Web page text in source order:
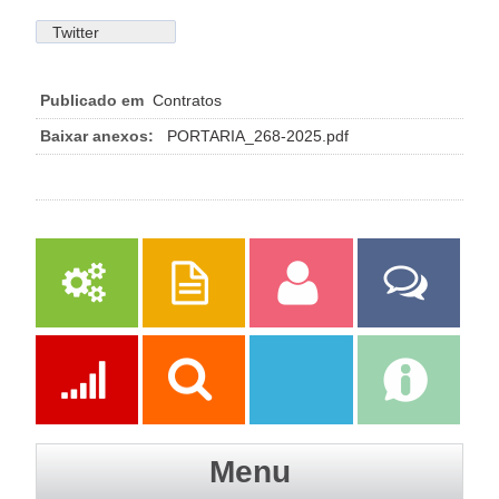
Twitter
Publicado em Contratos
Baixar anexos:
PORTARIA_268-2025.pdf
Serviços Publicações Servidor
Fale Com a
Prefeitura
Menu